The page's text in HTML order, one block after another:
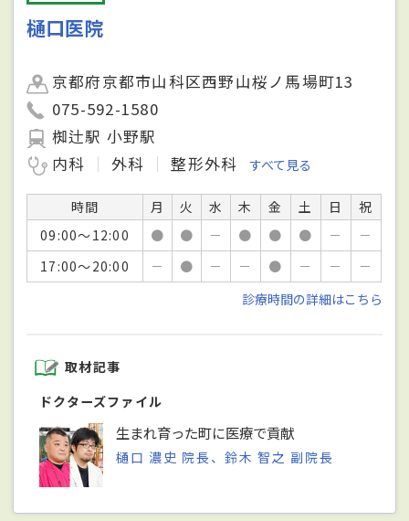
樋口医院
京都府京都市山科区西野山桜ノ馬場町13
075-592-1580
椥辻駅 小野駅
内科
外科 整形外科 すべて見る
時間 月 火 水 木 金 土 日
祝
09:00～12:00
● ● － ● ● ● －
－
17:00～20:00
－ ● － － ● － －
－
診療時間の詳細はこちら
取材記事
ドクターズファイル
生まれ育った町に医療で貢献
樋口 濃史 院長、鈴木 智之 副院長